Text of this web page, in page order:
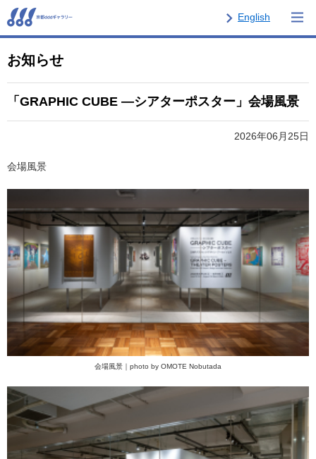
English
お知らせ
「GRAPHIC CUBE ―シアターポスター」会場風景
2026年06月25日
会場風景
会場風景｜photo by OMOTE Nobutada